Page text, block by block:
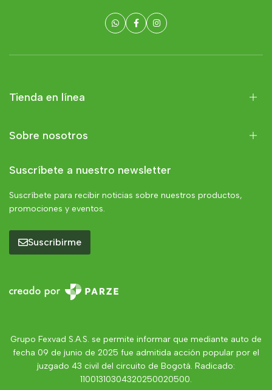
Tienda en línea
Sobre nosotros
Suscríbete a nuestro newsletter
Suscríbete para recibir noticias sobre nuestros productos,
promociones y eventos.
Suscribirme
Grupo Fexvad S.A.S. se permite informar que mediante auto de
fecha 09 de junio de 2025 fue admitida acción popular por el
juzgado 43 civil del circuito de Bogotá. Radicado:
11001310304320250020500.